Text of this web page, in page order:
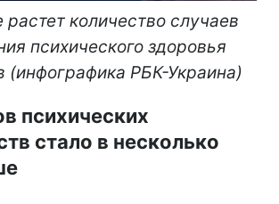
растет количество случаев
психического здоровья
(инфографика РБК-Украина)
психических
стало в несколько